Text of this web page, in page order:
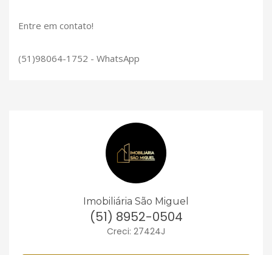
Entre em contato!
(51)98064-1752 - WhatsApp
Imobiliária São Miguel
(51) 8952-0504
Creci: 27424J